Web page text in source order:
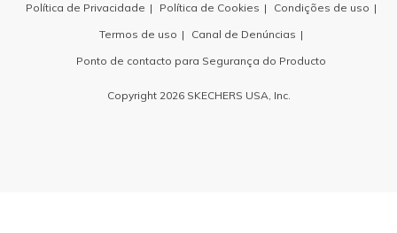
Política de Privacidade Política de Cookies
Condições de uso
Termos de uso
Canal de Denúncias
Ponto de contacto para Segurança do Producto
Copyright 2026 SKECHERS USA, Inc.